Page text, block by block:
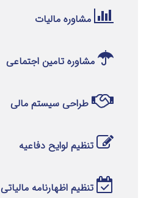
مشاوره مالیات
مشاوره تامین اجتماعی
طراحی سیستم مالی
تنظیم لوایح دفاعیه
تنظیم اظهارنامه مالیاتی